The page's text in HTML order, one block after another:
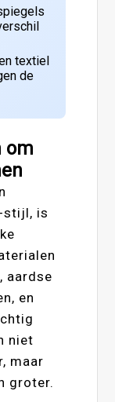
textiel
de
om
stijl, is
aardse
en
niet
maar
groter.